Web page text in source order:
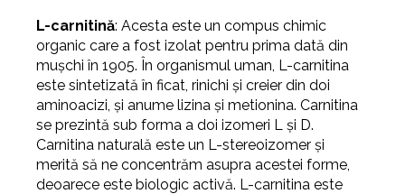
L-carnitină: Acesta este un compus chimic
organic care a fost izolat pentru prima dată din
mușchi în 1905. În organismul uman, L-carnitina
este sintetizată în ficat, rinichi și creier din doi
aminoacizi, și anume lizina și metionina. Carnitina
se prezintă sub forma a doi izomeri L și D.
Carnitina naturală este un L-stereoizomer și
merită să ne concentrăm asupra acestei forme,
deoarece este biologic activă. L-carnitina este